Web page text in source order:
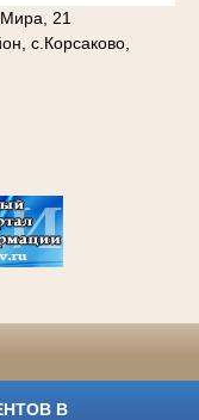
21
с.Корсаково,
В